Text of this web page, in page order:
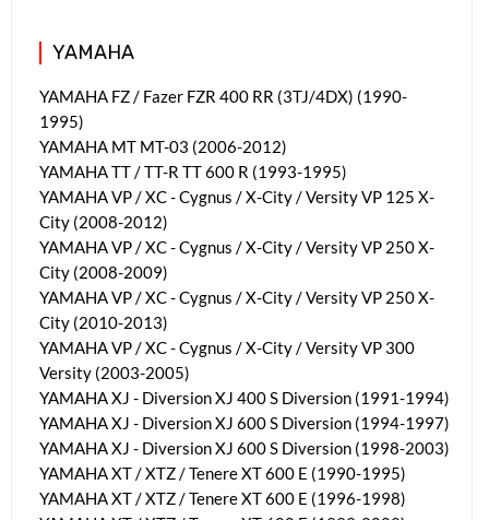
YAMAHA
YAMAHA FZ / Fazer FZR 400 RR (3TJ/4DX) (1990-
1995)
YAMAHA MT MT-03 (2006-2012)
YAMAHA TT / TT-R TT 600 R (1993-1995)
YAMAHA VP / XC - Cygnus / X-City / Versity VP 125 X-
City (2008-2012)
YAMAHA VP / XC - Cygnus / X-City / Versity VP 250 X-
City (2008-2009)
YAMAHA VP / XC - Cygnus / X-City / Versity VP 250 X-
City (2010-2013)
YAMAHA VP / XC - Cygnus / X-City / Versity VP 300
Versity (2003-2005)
YAMAHA XJ - Diversion XJ 400 S Diversion (1991-1994)
YAMAHA XJ - Diversion XJ 600 S Diversion (1994-1997)
YAMAHA XJ - Diversion XJ 600 S Diversion (1998-2003)
YAMAHA XT / XTZ / Tenere XT 600 E (1990-1995)
YAMAHA XT / XTZ / Tenere XT 600 E (1996-1998)